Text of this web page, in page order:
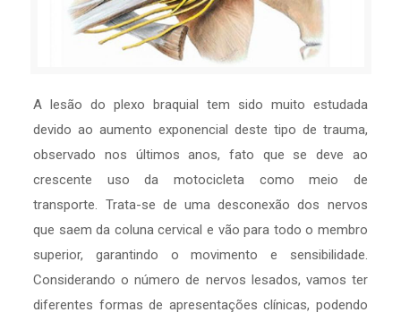
A lesão do plexo braquial tem sido muito estudada
devido ao aumento exponencial deste tipo de trauma,
observado nos últimos anos, fato que se deve ao
crescente uso da motocicleta como meio de
transporte. Trata-se de uma desconexão dos nervos
que saem da coluna cervical e vão para todo o membro
superior, garantindo o movimento e sensibilidade.
Considerando o número de nervos lesados, vamos ter
diferentes formas de apresentações clínicas, podendo